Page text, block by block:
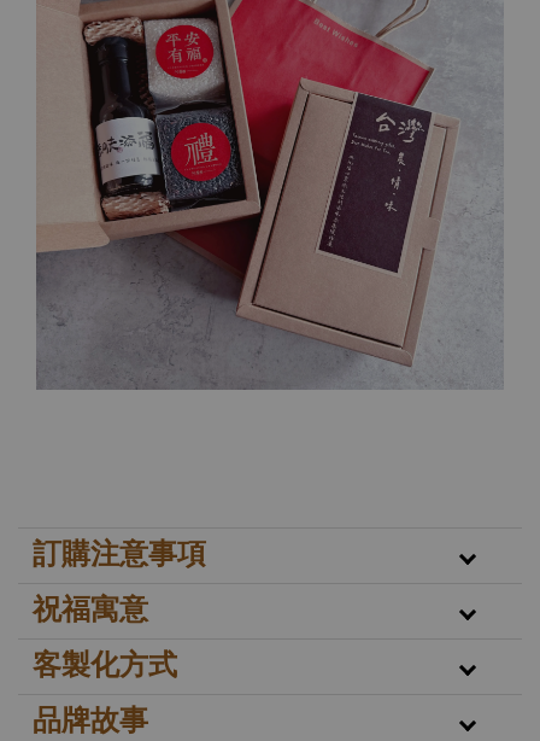
訂購注意事項
祝福寓意
客製化方式
品牌故事